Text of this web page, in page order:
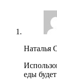
Наталья
еды